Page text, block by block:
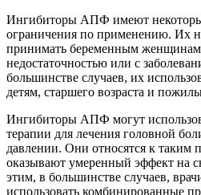
Ингибиторы АПФ имеют
ограничения по применению. Их
принимать беременным
недостаточностью или с
большинстве случаев, их
детям, старшего возраста и
Ингибиторы АПФ могут
терапии для лечения головной
давлении. Они относятся к таким
оказывают умеренный эффект на
этим, в большинстве случаев,
использовать комбинированные